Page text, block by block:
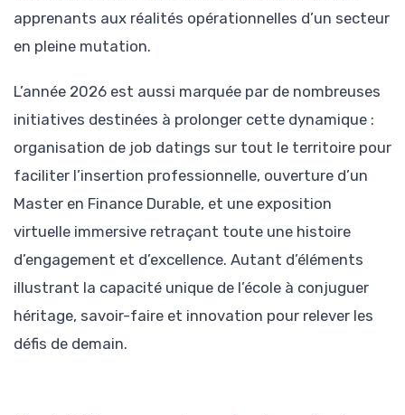
apprenants aux réalités opérationnelles d’un secteur
en pleine mutation.
L’année 2026 est aussi marquée par de nombreuses
initiatives destinées à prolonger cette dynamique :
organisation de job datings sur tout le territoire pour
faciliter l’insertion professionnelle, ouverture d’un
Master en Finance Durable, et une exposition
virtuelle immersive retraçant toute une histoire
d’engagement et d’excellence. Autant d’éléments
illustrant la capacité unique de l’école à conjuguer
héritage, savoir-faire et innovation pour relever les
défis de demain.